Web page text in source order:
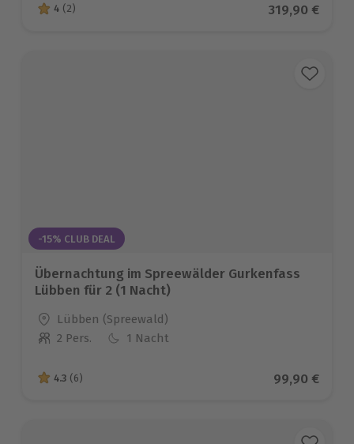
4 von 5 Sternen basierend auf 2 Bewertungen
4 (2) Aktueller
319,90 €
-15% CLUB DEAL
Übernachtung im Spreewälder Gurkenfass
Lübben für 2 (1 Nacht)
Standort
Lübben (Spreewald)
Anzahl der Teilnehmer
2 Pers. 1 Nacht
4.3 von 5 Sternen basierend auf 6 Bewertungen
4.3 (6) Aktueller
99,90 €